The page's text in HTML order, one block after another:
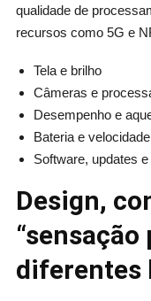
qualidade de
recursos como 5G e
Tela e brilho
Câmeras e
Desempenho e
Bateria e
Software, updates
Design,
“sensação
diferentes